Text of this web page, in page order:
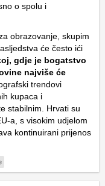
o spolu i
obrazovanje, skupim
će često ići
gdje je bogatstvo
najviše će
trendovi
kupaca i
stabilnim. Hrvati su
a, s visokim udjelom
kontinuirani prijenos